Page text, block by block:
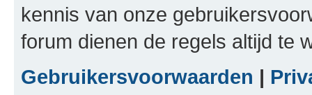
kennis van onze
forum dienen de regels altijd te
Gebruikersvoorwaarden |